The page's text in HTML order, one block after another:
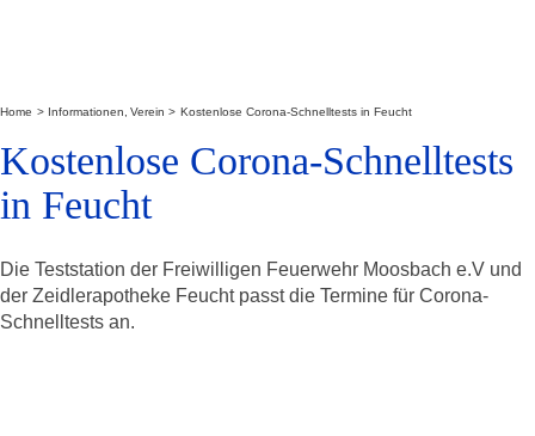
Home Informationen Verein Kostenlose Corona-Schnelltests in Feucht
Kostenlose Corona-Schnelltests
in Feucht
Die Teststation der Freiwilligen Feuerwehr Moosbach e.V und
der Zeidlerapotheke Feucht passt die Termine für Corona-
Schnelltests an.